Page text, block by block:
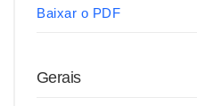
Baixar o PDF
Gerais